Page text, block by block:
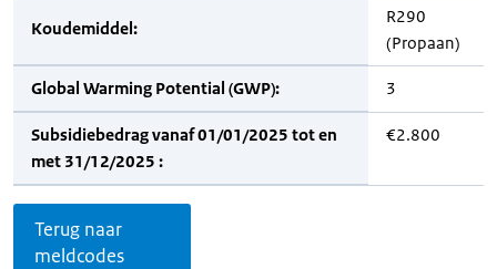
Koudemiddel:
R290
(Propaan)
Global Warming Potential (GWP): 3
Subsidiebedrag vanaf 01/01/2025 tot en
met 31/12/2025 :
€2.800
Terug naar
meldcodes